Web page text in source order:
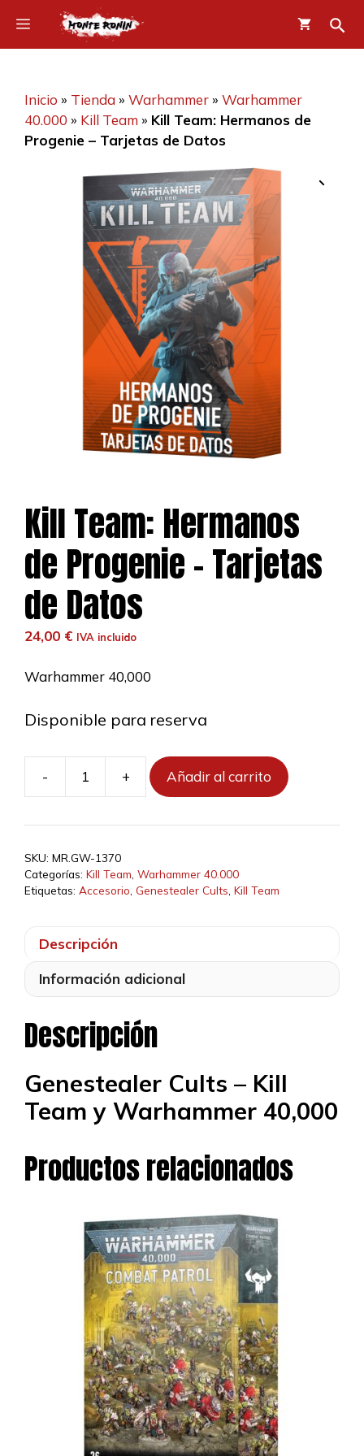
contenido
Menú
Inicio » Tienda» Warhammer» Warhammer
40.000 » Kill Team » Kill Team: Hermanos de
Progenie – Tarjetas de Datos
Kill Team: Hermanos
de Progenie – Tarjetas
de Datos
24,00 € IVA incluido
Warhammer 40,000
Disponible para reserva
-
Kill
Hermanos
Progenie
-
+ Añadir al carrito
SKU: MR.GW-1370
Categorías: Kill Team Warhammer 40.000
Etiquetas: Accesorio Genestealer Cults Kill Team
Descripción
Información adicional
Descripción
Genestealer Cults – Kill
Team y Warhammer 40,000
Productos relacionados